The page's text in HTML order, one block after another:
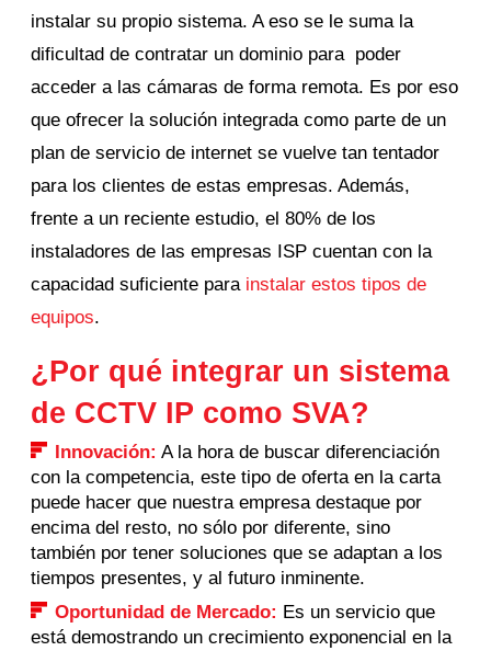
instalar su propio sistema. A eso se le suma la
dificultad de contratar un dominio para poder
acceder a las cámaras de forma remota. Es por eso
que ofrecer la solución integrada como parte de un
plan de servicio de internet se vuelve tan tentador
para los clientes de estas empresas. Además,
frente a un reciente estudio, el 80% de los
instaladores de las empresas ISP cuentan con la
capacidad suficiente para instalar estos tipos de
equipos.
¿Por qué integrar un sistema
de CCTV IP como SVA?
Innovación: A la hora de buscar diferenciación
con la competencia, este tipo de oferta en la carta
puede hacer que nuestra empresa destaque por
encima del resto, no sólo por diferente, sino
también por tener soluciones que se adaptan a los
tiempos presentes, y al futuro inminente.
Oportunidad de Mercado: Es un servicio que
está demostrando un crecimiento exponencial en la